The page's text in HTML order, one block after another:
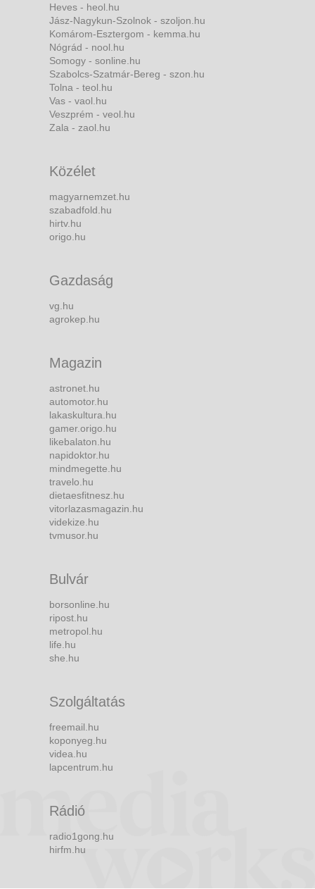
Heves - heol.hu
Jász-Nagykun-Szolnok - szoljon.hu
Komárom-Esztergom - kemma.hu
Nógrád - nool.hu
Somogy - sonline.hu
Szabolcs-Szatmár-Bereg - szon.hu
Tolna - teol.hu
Vas - vaol.hu
Veszprém - veol.hu
Zala - zaol.hu
Közélet
magyarnemzet.hu
szabadfold.hu
hirtv.hu
origo.hu
Gazdaság
vg.hu
agrokep.hu
Magazin
astronet.hu
automotor.hu
lakaskultura.hu
gamer.origo.hu
likebalaton.hu
napidoktor.hu
mindmegette.hu
travelo.hu
dietaesfitnesz.hu
vitorlazasmagazin.hu
videkize.hu
tvmusor.hu
Bulvár
borsonline.hu
ripost.hu
metropol.hu
life.hu
she.hu
Szolgáltatás
freemail.hu
koponyeg.hu
videa.hu
lapcentrum.hu
Rádió
radio1gong.hu
hirfm.hu